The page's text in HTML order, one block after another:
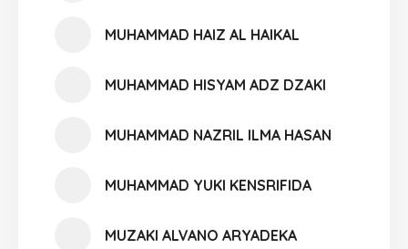
MUHAMMAD HAIZ AL HAIKAL
MUHAMMAD HISYAM ADZ DZAKI
MUHAMMAD NAZRIL ILMA HASAN
MUHAMMAD YUKI KENSRIFIDA
MUZAKI ALVANO ARYADEKA